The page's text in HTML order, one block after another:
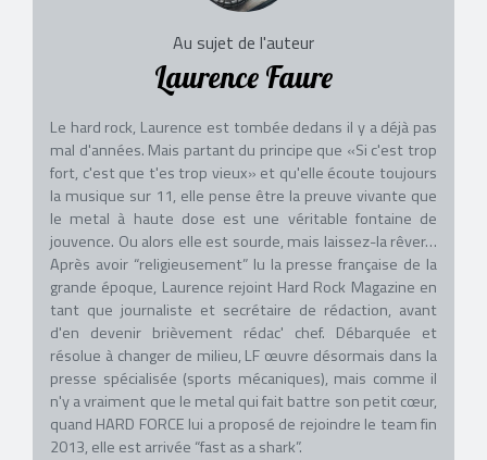
Au sujet de l'auteur
Laurence Faure
Le hard rock, Laurence est tombée dedans il y a déjà pas
mal d'années. Mais partant du principe que «Si c'est trop
fort, c'est que t'es trop vieux» et qu'elle écoute toujours
la musique sur 11, elle pense être la preuve vivante que
le metal à haute dose est une véritable fontaine de
jouvence. Ou alors elle est sourde, mais laissez-la rêver…
Après avoir “religieusement” lu la presse française de la
grande époque, Laurence rejoint Hard Rock Magazine en
tant que journaliste et secrétaire de rédaction, avant
d'en devenir brièvement rédac' chef. Débarquée et
résolue à changer de milieu, LF œuvre désormais dans la
presse spécialisée (sports mécaniques), mais comme il
n'y a vraiment que le metal qui fait battre son petit cœur,
quand HARD FORCE lui a proposé de rejoindre le team fin
2013, elle est arrivée “fast as a shark”.